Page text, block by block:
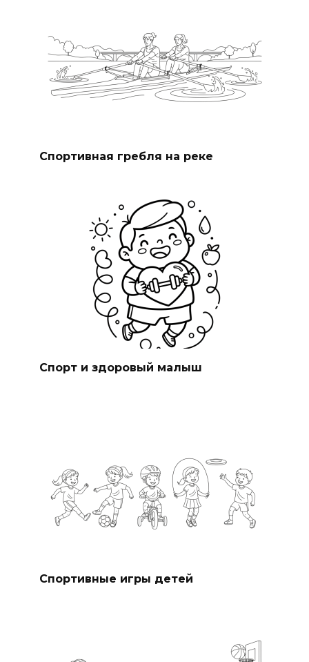
Спортивная гребля на реке
Спорт и здоровый малыш
Спортивные игры детей